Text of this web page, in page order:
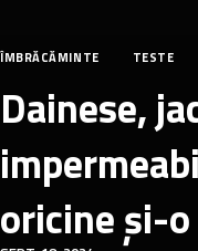
ÎMBRĂCĂMINTE TESTE
Dainese,
oricine și-